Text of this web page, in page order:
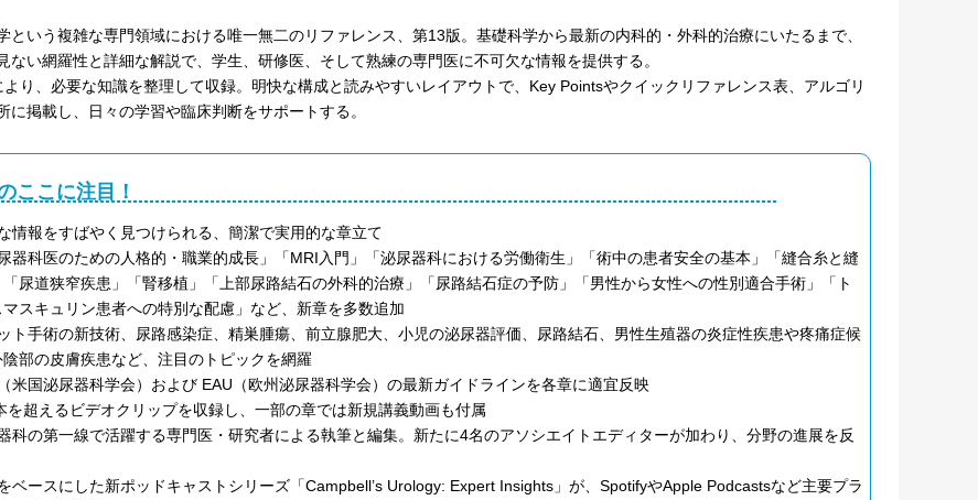
という複雑な専門領域における唯一無二のリファレンス、第13版。基礎科学から最新の内科的・外科的治療にいたるまで、
ない網羅性と詳細な解説で、学生、研修医、そして熟練の専門医に不可欠な情報を提供する。
り、必要な知識を整理して収録。明快な構成と読みやすいレイアウトで、Key Pointsやクイックリファレンス表、アルゴリ
に掲載し、日々の学習や臨床判断をサポートする。
ここに注目！
情報をすばやく見つけられる、簡潔で実用的な章立て
器科医のための人格的・職業的成長」「MRI入門」「泌尿器科における労働衛生」「術中の患者安全の基本」「縫合糸と縫
尿道狭窄疾患」「腎移植」「上部尿路結石の外科的治療」「尿路結石症の予防」「男性から女性への性別適合手術」「ト
マスキュリン患者への特別な配慮」など、新章を多数追加
ト手術の新技術、尿路感染症、精巣腫瘍、前立腺肥大、小児の泌尿器評価、尿路結石、男性生殖器の炎症性疾患や疼痛症候
部の皮膚疾患など、注目のトピックを網羅
米国泌尿器科学会）および EAU（欧州泌尿器科学会）の最新ガイドラインを各章に適宜反映
を超えるビデオクリップを収録し、一部の章では新規講義動画も付属
科の第一線で活躍する専門医・研究者による執筆と編集。新たに4名のアソシエイトエディターが加わり、分野の進展を反
ベースにした新ポッドキャストシリーズ「Campbell’s Urology: Expert Insights」が、SpotifyやApple Podcastsなど主要プラ